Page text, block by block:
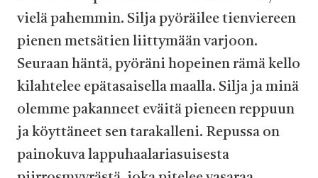
vielä pahemmin. Silja pyöräilee tienviereen
pienen metsätien liittymään varjoon.
Seuraan häntä, pyöräni hopeinen rämä kello
kilahtelee epätasaisella maalla. Silja ja minä
olemme pakanneet eväitä pieneen reppuun
ja köyttäneet sen tarakalleni. Repussa on
painokuva lappuhaalariasuisesta